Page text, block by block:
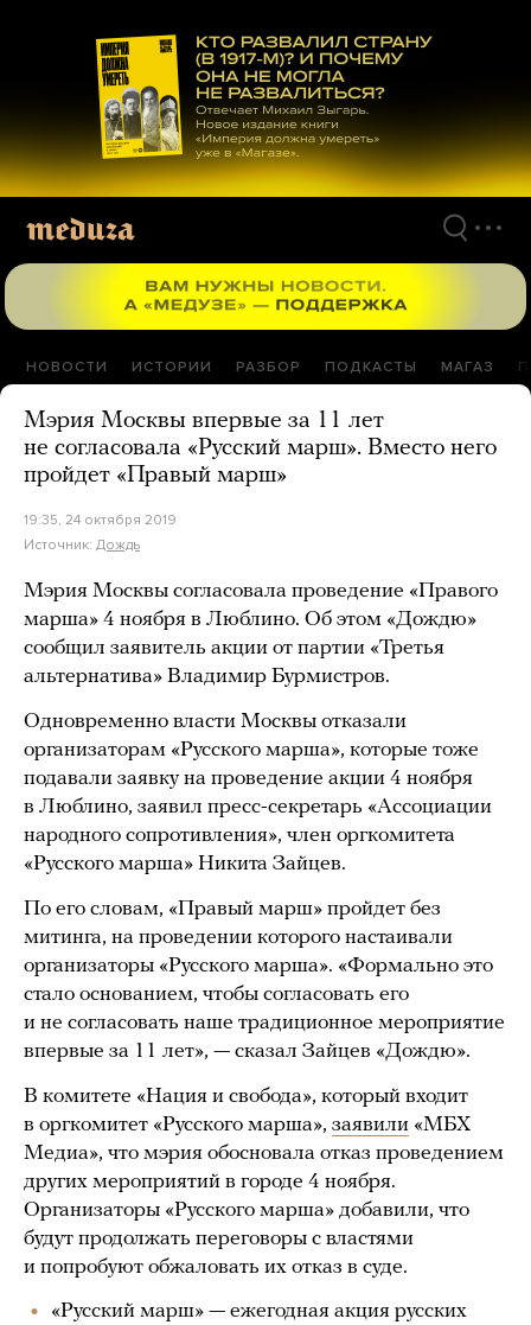
материалам
НОВОСТИ ИСТОРИИ РАЗБОР ПОДКАСТЫ МАГАЗ
Мэрия Москвы впервые за 11 лет
не согласовала «Русский марш». Вместо него
пройдет «Правый марш»
19:35, 24 октября 2019
Источник: Дождь
Мэрия Москвы согласовала проведение «Правого
марша» 4 ноября в Люблино. Об этом «Дождю»
сообщил заявитель акции от партии «Третья
альтернатива» Владимир Бурмистров.
Одновременно власти Москвы отказали
организаторам «Русского марша», которые тоже
подавали заявку на проведение акции 4 ноября
в Люблино, заявил пресс-секретарь «Ассоциации
народного сопротивления», член оргкомитета
«Русского марша» Никита Зайцев.
По его словам, «Правый марш» пройдет без
митинга, на проведении которого настаивали
организаторы «Русского марша». «Формально это
стало основанием, чтобы согласовать его
и не согласовать наше традиционное мероприятие
впервые за 11 лет», — сказал Зайцев «Дождю».
В комитете «Нация и свобода», который входит
в оргкомитет «Русского марша», заявили «МБХ
Медиа», что мэрия обосновала отказ проведением
других мероприятий в городе 4 ноября.
Организаторы «Русского марша» добавили, что
будут продолжать переговоры с властями
и попробуют обжаловать их отказ в суде.
«Русский марш» — ежегодная акция русских